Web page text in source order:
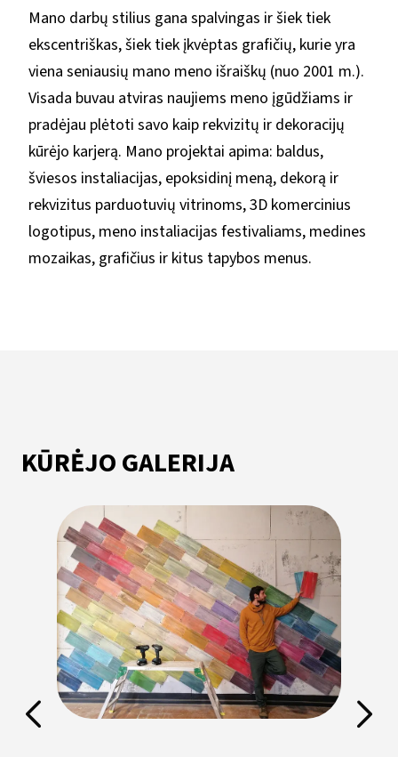
Mano darbų stilius gana spalvingas ir šiek tiek
ekscentriškas, šiek tiek įkvėptas grafičių, kurie yra
viena seniausių mano meno išraiškų (nuo 2001 m.).
Visada buvau atviras naujiems meno įgūdžiams ir
pradėjau plėtoti savo kaip rekvizitų ir dekoracijų
kūrėjo karjerą. Mano projektai apima: baldus,
šviesos instaliacijas, epoksidinį meną, dekorą ir
rekvizitus parduotuvių vitrinoms, 3D komercinius
logotipus, meno instaliacijas festivaliams, medines
mozaikas, grafičius ir kitus tapybos menus.
KŪRĖJO GALERIJA